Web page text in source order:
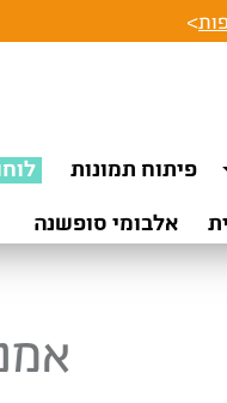
>
פיתוח תמונות
אלבומי סופשנה